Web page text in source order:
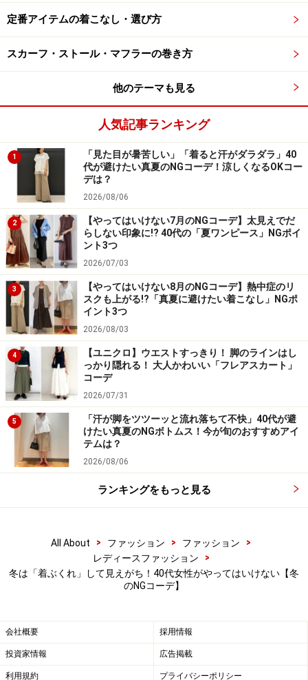
マフラー。面積の大きいアウターはベーシックな色を選
ぶケースが多いため、マフラーは自分が好きな色を選ぶ
だけでOK。どんな色でも意外と合わせやすく、活躍して
3.上下ボリューミーなアイテムを合わせた
Aラインコーデ
「上下共にゆったりとしたサイズ感で合わせたコーデ」
は、ここ数年トレンドのシルエットですよね。程よくゆ
るっとした雰囲気はこなれて見えて、おしゃれ見えにも
つながります。
しかし冬コーデでは、ボリュームのあるアウターに、例
えばロング丈のフレアスカートなど同じくボリュームの
あるボトムスを合わせると、全体がぎゅっと詰まったA
ラインシルエットになってしまうことも。冬コーデでは
肌が見える隙間や生地の揺れ感があまり感じられないた
特にロングヘアの方は、髪を下ろしていると首元にもメ
リハリがないため、場合によっては頭頂部から足先に向
ことも……。
■OKコーデにするには
定番アイテムの着こなし・選び方
スカーフ・ストール・マフラーの巻き方
他のテーマも見る
人気記事ランキング
1
「見た目が暑苦しい」「着ると汗がダラダラ」40
代が避けたい真夏のNGコーデ！涼しくなるOKコー
デは？
2026/08/06
2
【やってはいけない7月のNGコーデ】太見えでだ
らしない印象に!? 40代の「夏ワンピース」NGポイ
ント3つ
2026/07/03
3
【やってはいけない8月のNGコーデ】熱中症のリ
スクも上がる!?「真夏に避けたい着こなし」NGポ
イント3つ
2026/08/03
4
【ユニクロ】ウエストすっきり！ 脚のラインはし
っかり隠れる！ 大人かわいい「フレアスカート」
コーデ
2026/07/31
5
「汗が脚をツツーッと流れ落ちて不快」40代が避
けたい真夏のNGボトムス！今が旬のおすすめアイ
テムは？
2026/08/06
ランキングをもっと見る
All About > ファッション > ファッション
>
レディースファッション
>
冬は「着ぶくれ」して見えがち！40代女性がやってはいけない【冬
のNGコーデ】
会社概要 採用情報
投資家情報 広告掲載
利用規約 プライバシーポリシー